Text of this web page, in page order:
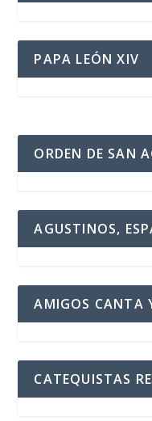
PAPA LEÓN XIV
ORDEN DE SAN
AGUSTINOS,
AMIGOS CANTA
CATEQUISTAS